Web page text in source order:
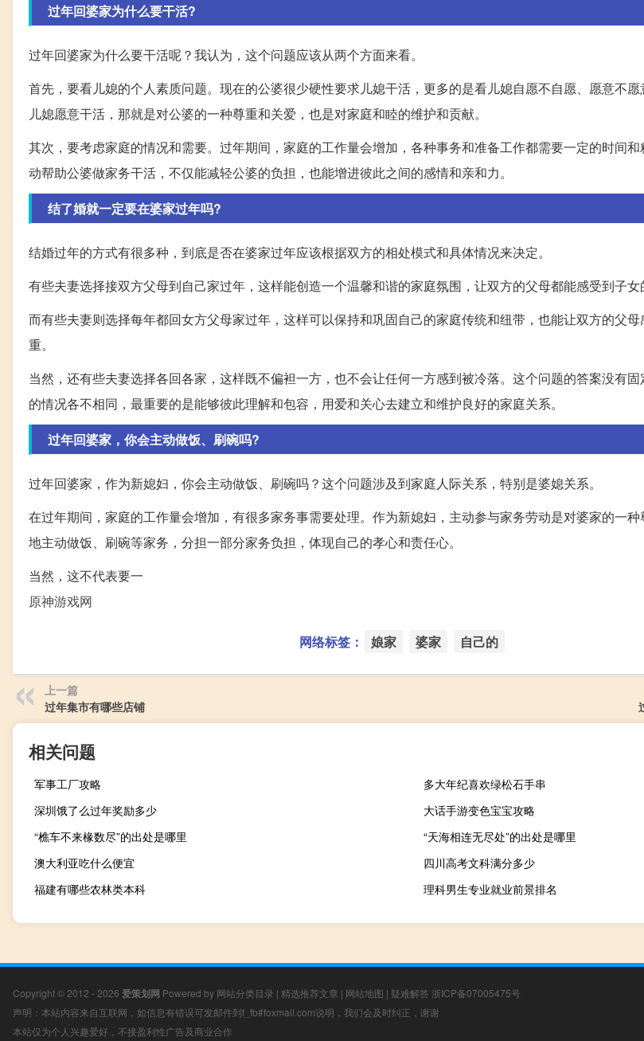
过年回婆家为什么要干活?
过年回婆家为什么要干活呢？我认为，这个问题应该从两个方面来看。
首先，要看儿媳的个人素质问题。现在的公婆很少硬性要求儿媳干活，更多的是看儿媳自愿不自愿、愿意不
儿媳愿意干活，那就是对公婆的一种尊重和关爱，也是对家庭和睦的维护和贡献。
其次，要考虑家庭的情况和需要。过年期间，家庭的工作量会增加，各种事务和准备工作都需要一定的时间
动帮助公婆做家务干活，不仅能减轻公婆的负担，也能增进彼此之间的感情和亲和力。
结了婚就一定要在婆家过年吗?
结婚过年的方式有很多种，到底是否在婆家过年应该根据双方的相处模式和具体情况来决定。
有些夫妻选择接双方父母到自己家过年，这样能创造一个温馨和谐的家庭氛围，让双方的父母都能感受到子女
而有些夫妻则选择每年都回女方父母家过年，这样可以保持和巩固自己的家庭传统和纽带，也能让双方的父
重。
当然，还有些夫妻选择各回各家，这样既不偏袒一方，也不会让任何一方感到被冷落。这个问题的答案没有
的情况各不相同，最重要的是能够彼此理解和包容，用爱和关心去建立和维护良好的家庭关系。
过年回婆家，你会主动做饭、刷碗吗?
过年回婆家，作为新媳妇，你会主动做饭、刷碗吗？这个问题涉及到家庭人际关系，特别是婆媳关系。
在过年期间，家庭的工作量会增加，有很多家务事需要处理。作为新媳妇，主动参与家务劳动是对婆家的一
地主动做饭、刷碗等家务，分担一部分家务负担，体现自己的孝心和责任心。
当然，这不代表要一
原神游戏网
网络标签： 娘家 婆家 自己的
上一篇
过年集市有哪些店铺
相关问题
军事工厂攻略
多大年纪喜欢绿松石手串
深圳饿了么过年奖励多少
大话手游变色宝宝攻略
“樵车不来椽数尽”的出处是哪里
“天海相连无尽处”的出处是哪里
澳大利亚吃什么便宜
四川高考文科满分多少
福建有哪些农林类本科
理科男生专业就业前景排名
Copyright © 2012 - 2026 爱策划网 Powered by 网站分类目录 | 精选推荐文章 | 网站地图 | 疑难解答 浙ICP备07005475号
声明：本站内容来自互联网，如信息有错误可发邮件到f_fb#foxmail.com说明，我们会及时纠正，谢谢
本站仅为个人兴趣爱好，不接盈利性广告及商业合作